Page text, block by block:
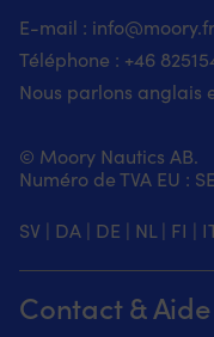
E-mail : info@moory.fr
Téléphone : +46 8251
Nous parlons anglais
© Moory Nautics AB.
Numéro de TVA EU :
SV | DA | DE | NL| FI |
Contact & Aide